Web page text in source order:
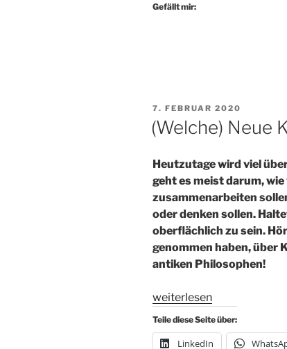
Gefällt mir:
VERÖFFENTLICHT
AM
7. FEBRUAR 2020
(Welche) Neue
Heutzutage wird viel
geht es meist darum,
zusammenarbeiten
oder denken sollen.
oberflächlich zu sein.
genommen haben, über
antiken Philosophen!
„(Welche)
Neue
Kultur?“
weiterlesen
Teile diese Seite über:
LinkedIn